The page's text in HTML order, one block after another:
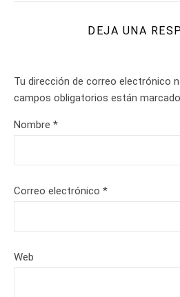
DEJA UNA
Tu dirección de correo electrónico
campos obligatorios están
Nombre *
Correo electrónico *
Web